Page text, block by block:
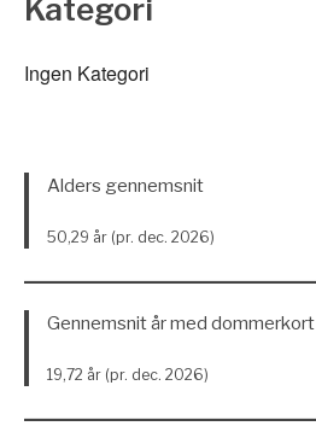
Kategori
Ingen Kategori
Alders gennemsnit
50,29 år (pr. dec. 2026)
Gennemsnit år med dommerkort
19,72 år (pr. dec. 2026)